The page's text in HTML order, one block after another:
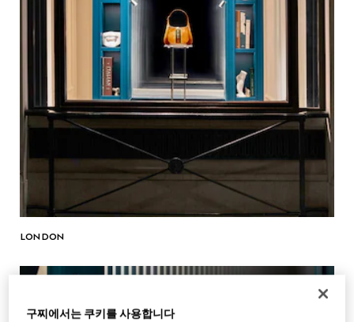
LONDON
구찌에서는 쿠키를 사용합니다